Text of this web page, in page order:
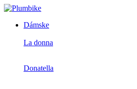
Dámske
La donna
Donatella